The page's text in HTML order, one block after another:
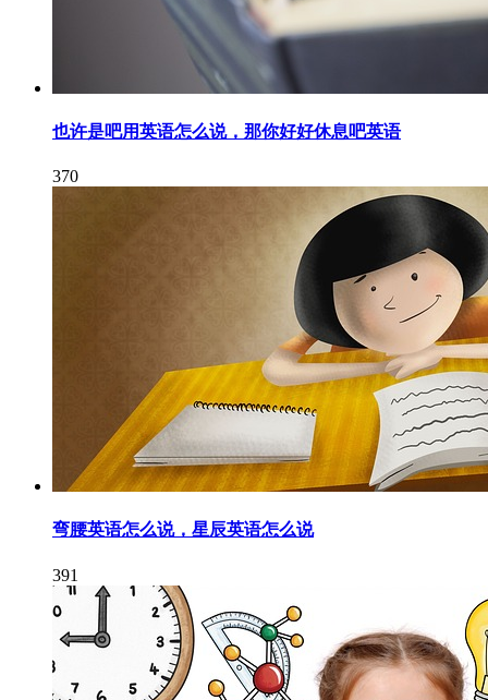
也许是吧用英语怎么说，那你好好休息吧英语
370
弯腰英语怎么说，星辰英语怎么说
391